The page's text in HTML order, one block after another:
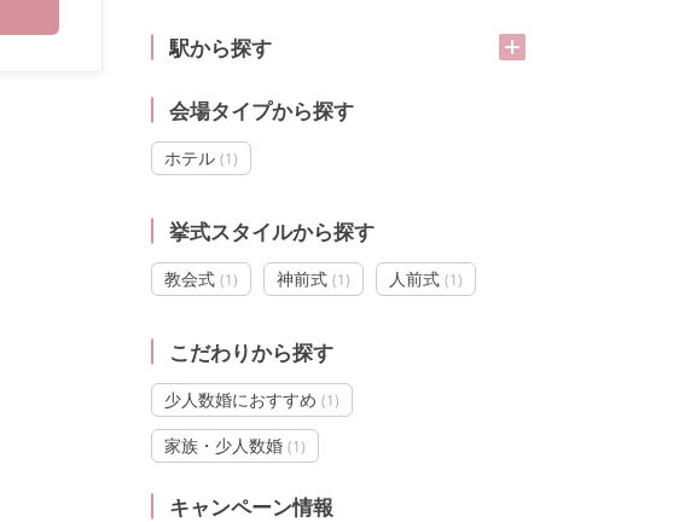
駅から探す
会場タイプから探す
ホテル (1)
挙式スタイルから探す
教会式 (1) 神前式 (1) 人前式 (1)
こだわりから探す
少人数婚におすすめ (1)
家族・少人数婚 (1)
キャンペーン情報